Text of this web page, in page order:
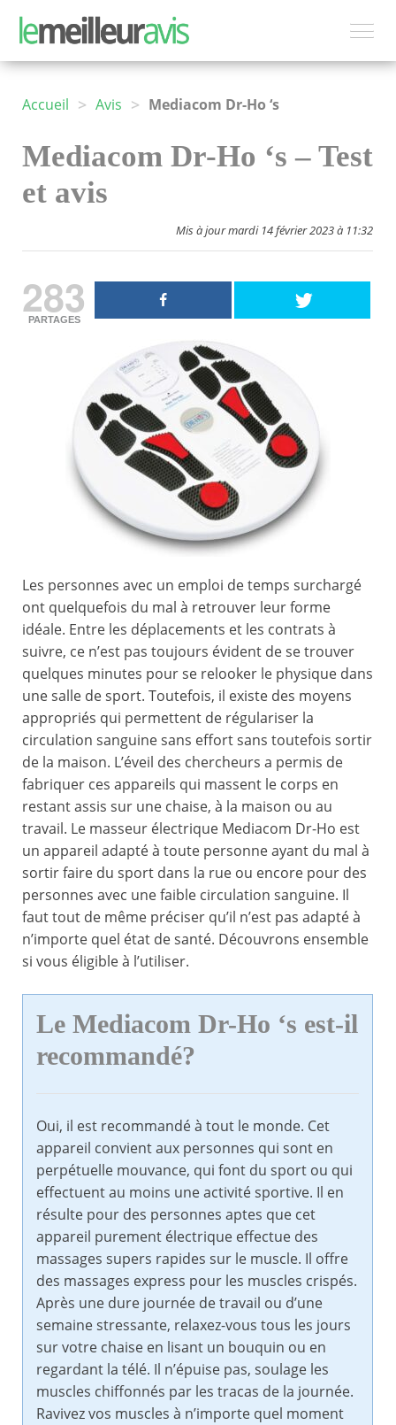
Accueil > Avis > Mediacom Dr-Ho ‘s
Mediacom Dr-Ho ‘s – Test
et avis
Mis à jour mardi 14 février 2023 à 11:32
283
PARTAGES
Les personnes avec un emploi de temps surchargé
ont quelquefois du mal à retrouver leur forme
idéale. Entre les déplacements et les contrats à
suivre, ce n’est pas toujours évident de se trouver
quelques minutes pour se relooker le physique dans
une salle de sport. Toutefois, il existe des moyens
appropriés qui permettent de régulariser la
circulation sanguine sans effort sans toutefois sortir
de la maison. L’éveil des chercheurs a permis de
fabriquer ces appareils qui massent le corps en
restant assis sur une chaise, à la maison ou au
travail. Le masseur électrique Mediacom Dr-Ho est
un appareil adapté à toute personne ayant du mal à
sortir faire du sport dans la rue ou encore pour des
personnes avec une faible circulation sanguine. Il
faut tout de même préciser qu’il n’est pas adapté à
n’importe quel état de santé. Découvrons ensemble
si vous éligible à l’utiliser.
Le Mediacom Dr-Ho ‘s est-il
recommandé?
Oui, il est recommandé à tout le monde. Cet
appareil convient aux personnes qui sont en
perpétuelle mouvance, qui font du sport ou qui
effectuent au moins une activité sportive. Il en
résulte pour des personnes aptes que cet
appareil purement électrique effectue des
massages supers rapides sur le muscle. Il offre
des massages express pour les muscles crispés.
Après une dure journée de travail ou d’une
semaine stressante, relaxez-vous tous les jours
sur votre chaise en lisant un bouquin ou en
regardant la télé. Il n’épuise pas, soulage les
muscles chiffonnés par les tracas de la journée.
Ravivez vos muscles à n’importe quel moment